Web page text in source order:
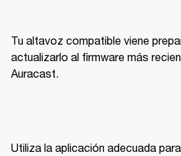
Tu altavoz compatible viene
actualizarlo al firmware más
Auracast.
Utiliza la aplicación adecuada